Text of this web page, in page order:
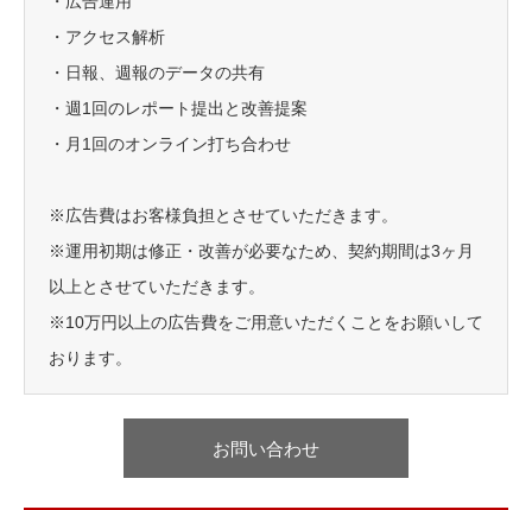
・アクセス解析
・日報、週報のデータの共有
・週1回のレポート提出と改善提案
・月1回のオンライン打ち合わせ
※広告費はお客様負担とさせていただきます。
※運用初期は修正・改善が必要なため、契約期間は3ヶ月
以上とさせていただきます。
※10万円以上の広告費をご用意いただくことをお願いして
おります。
お問い合わせ